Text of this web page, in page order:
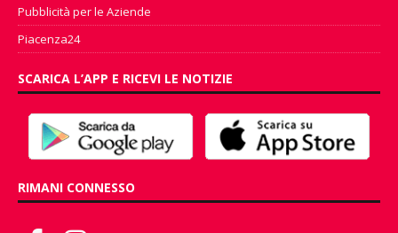
Pubblicità per le Aziende
Piacenza24
SCARICA L’APP E RICEVI LE NOTIZIE
RIMANI CONNESSO